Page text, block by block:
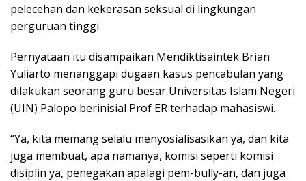
pelecehan dan kekerasan seksual di lingkungan
perguruan tinggi.
Pernyataan itu disampaikan Mendiktisaintek Brian
Yuliarto menanggapi dugaan kasus pencabulan yang
dilakukan seorang guru besar Universitas Islam Negeri
(UIN) Palopo berinisial Prof ER terhadap mahasiswi.
“Ya, kita memang selalu menyosialisasikan ya, dan kita
juga membuat, apa namanya, komisi seperti komisi
disiplin ya, penegakan apalagi pem-bully-an, dan juga